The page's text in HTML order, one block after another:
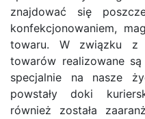
znajdować się
konfekcjonowaniem,
towaru. W związku
towarów realizowane
specjalnie na nasze
powstały doki
również została